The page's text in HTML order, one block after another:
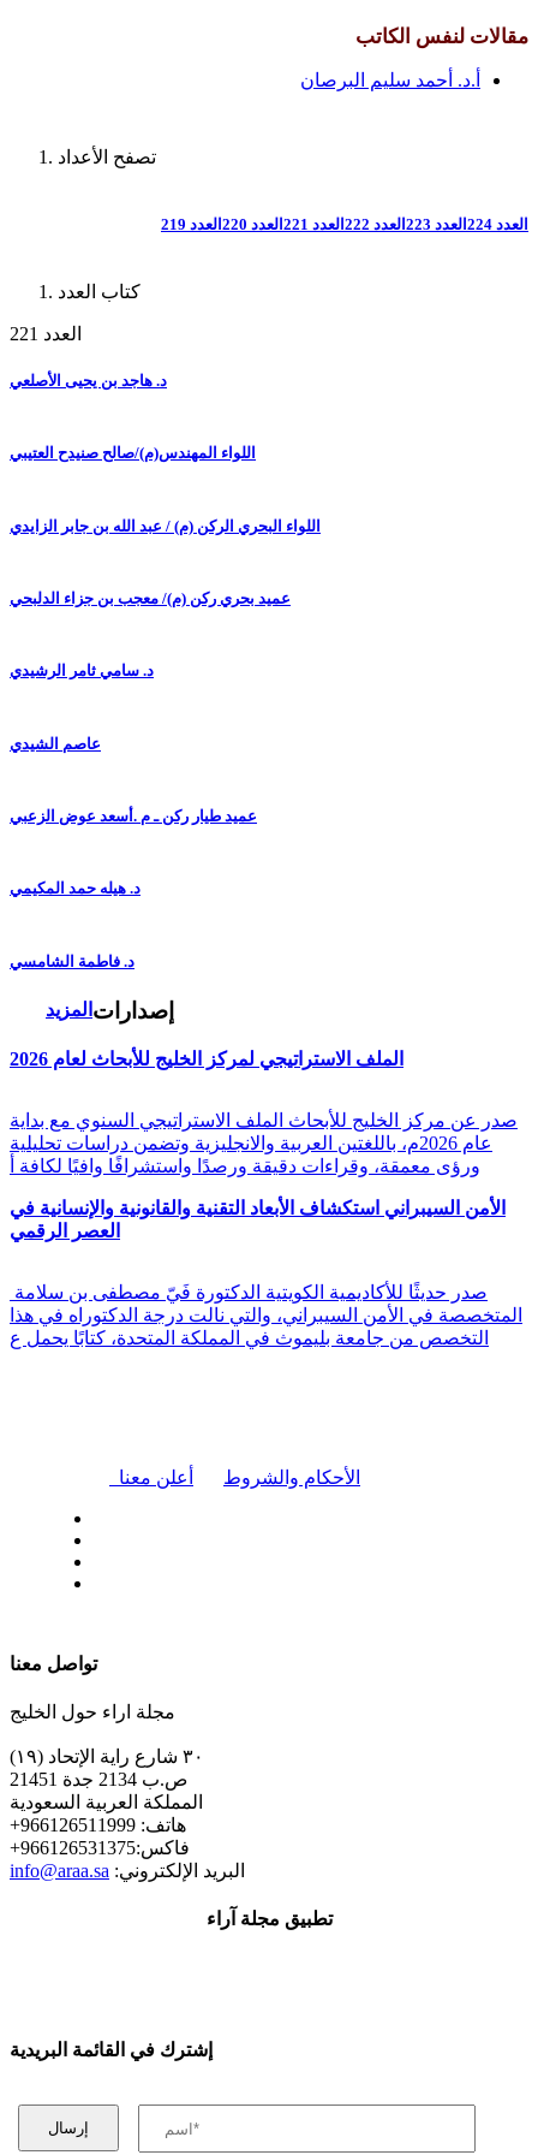
مقالات لنفس الكاتب
أ.د. أحمد سليم البرصان
تصفح الأعداد
العدد 224 العدد 223 العدد 222 العدد 221 العدد 220 العدد 219
كتاب العدد
العدد 221
د. هاجد بن يحيى الأصلعي
اللواء المهندس(م)/صالح صنيدح العتيبي
اللواء البحري الركن (م) / عبد الله بن جابر الزايدي
عميد بحري ركن (م)/ معجب بن جزاء الدلبحي
د. سامي ثامر الرشيدي
عاصم الشيدي
عميد طيار ركن ـ م .أسعد عوض الزعبي
د. هيله حمد المكيمي
د. فاطمة الشامسي
المزيد إصدارات
الملف الاستراتيجي لمركز الخليج للأبحاث لعام 2026
صدر عن مركز الخليج للأبحاث الملف الاستراتيجي السنوي مع بداية
عام 2026م، باللغتين العربية والانجليزية وتضمن دراسات تحليلية
ورؤى معمقة، وقراءات دقيقة ورصدًا واستشرافًا وافيًا لكافة أ
الأمن السيبراني استكشاف الأبعاد التقنية والقانونية والإنسانية في
العصر الرقمي
المتخصصة في الأمن السيبراني، والتي نالت درجة الدكتوراه في هذا
التخصص من جامعة بليموث في المملكة المتحدة، كتابًا يحمل ع
أعلن معنا الأحكام والشروط
تواصل معنا
مجلة اراء حول الخليج
٣٠ شارع راية الإتحاد (١٩)
ص.ب 2134 جدة 21451
المملكة العربية السعودية
+هاتف: 966126511999
+فاكس:966126531375
info@araa.sa :البريد الإلكتروني
تطبيق مجلة آراء
إشترك في القائمة البريدية